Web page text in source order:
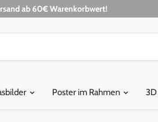
ab 60€ Warenkorbwert!
Poster im Rahmen